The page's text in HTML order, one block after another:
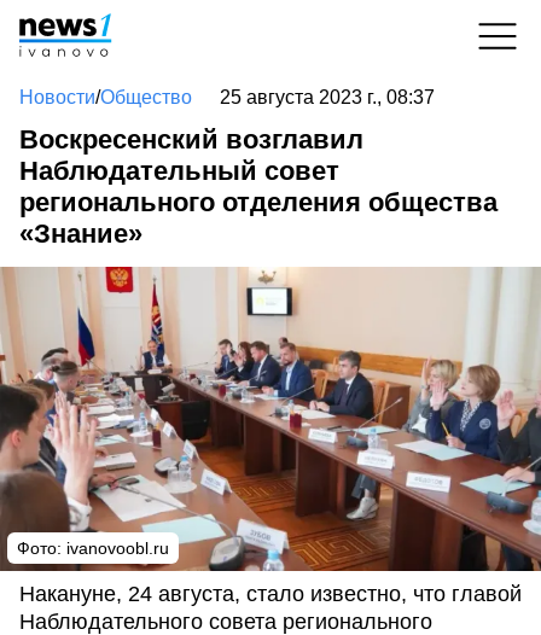
Новости/Общество 25 августа 2023 г., 08:37
Воскресенский возглавил
Наблюдательный совет
регионального отделения общества
«Знание»
Фото: ivanovoobl.ru
Накануне, 24 августа, стало известно, что главой
Наблюдательного совета регионального